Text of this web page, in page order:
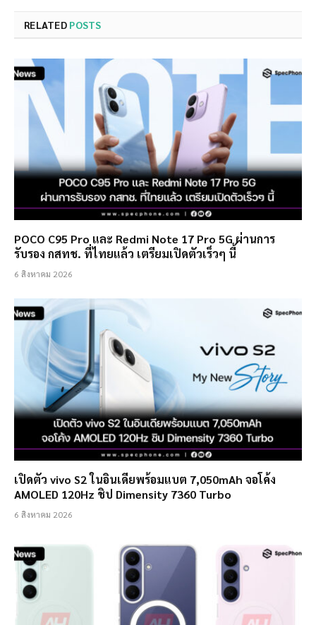
RELATED POSTS
POCO C95 Pro และ Redmi Note 17 Pro 5G ผ่านการ
รับรอง กสทช. ที่ไทยแล้ว เตรียมเปิดตัวเร็วๆ นี้
6 สิงหาคม 2026
เปิดตัว vivo S2 ในอินเดียพร้อมแบต 7,050mAh จอโค้ง
AMOLED 120Hz ชิป Dimensity 7360 Turbo
6 สิงหาคม 2026